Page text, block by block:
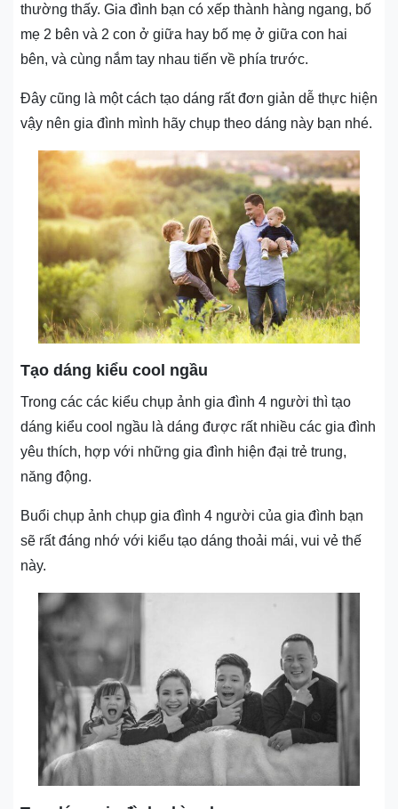
thường thấy. Gia đình bạn có xếp thành hàng ngang, bố
mẹ 2 bên và 2 con ở giữa hay bố mẹ ở giữa con hai
bên, và cùng nắm tay nhau tiến về phía trước.
Đây cũng là một cách tạo dáng rất đơn giản dễ thực hiện
vậy nên gia đình mình hãy chụp theo dáng này bạn nhé.
Tạo dáng kiểu cool ngầu
Trong các các kiểu chụp ảnh gia đình 4 người thì tạo
dáng kiểu cool ngầu là dáng được rất nhiều các gia đình
yêu thích, hợp với những gia đình hiện đại trẻ trung,
năng động.
Buổi chụp ảnh chụp gia đình 4 người của gia đình bạn
sẽ rất đáng nhớ với kiểu tạo dáng thoải mái, vui vẻ thế
này.